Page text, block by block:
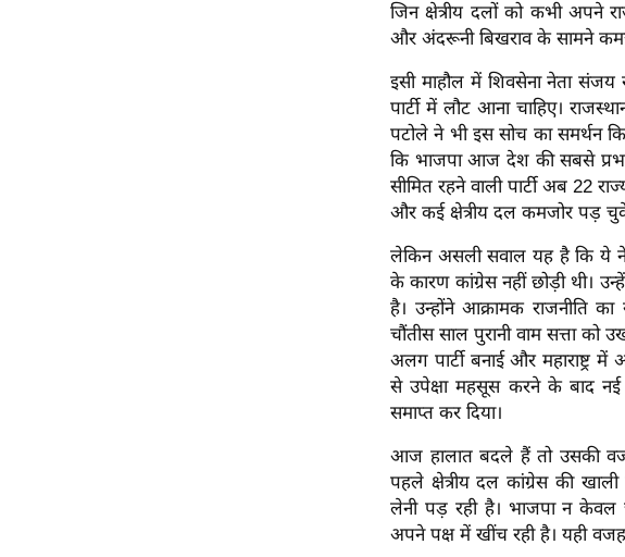
जिन क्षेत्रीय दलों को कभी अपने
और अंदरूनी बिखराव के सामने
इसी माहौल में शिवसेना नेता
पार्टी में लौट आना चाहिए।
पटोले ने भी इस सोच का समर्थन
कि भाजपा आज देश की सबसे
सीमित रहने वाली पार्टी अब 22
और कई क्षेत्रीय दल कमजोर पड़
लेकिन असली सवाल यह है कि ये
के कारण कांग्रेस नहीं छोड़ी थी।
है। उन्होंने आक्रामक राजनीति
चौंतीस साल पुरानी वाम सत्ता को
अलग पार्टी बनाई और महाराष्ट्र
से उपेक्षा महसूस करने के बाद नई
समाप्त कर दिया।
आज हालात बदले हैं तो उसकी
पहले क्षेत्रीय दल कांग्रेस की
लेनी पड़ रही है। भाजपा न केवल
अपने पक्ष में खींच रही है। यही वजह